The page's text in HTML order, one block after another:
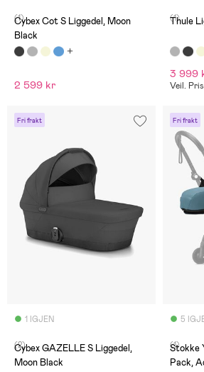
(1)
Cybex Cot S Liggedel, Moon
Black
2 599 kr
(1)
Thule
3 999
Veil.
Fri frakt
1 IGJEN
(2)
Cybex GAZELLE S Liggedel,
Moon Black
Fri frakt
5
(1)
Stokke
Pack,